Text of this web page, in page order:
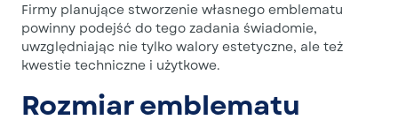
Firmy planujące stworzenie własnego emblematu
powinny podejść do tego zadania świadomie,
uwzględniając nie tylko walory estetyczne, ale też
kwestie techniczne i użytkowe.
Rozmiar emblematu